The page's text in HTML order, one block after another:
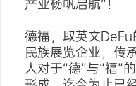
产业杨帆启航”！
德福，取英文
民族展览企业，传
人对于“德”与“福”